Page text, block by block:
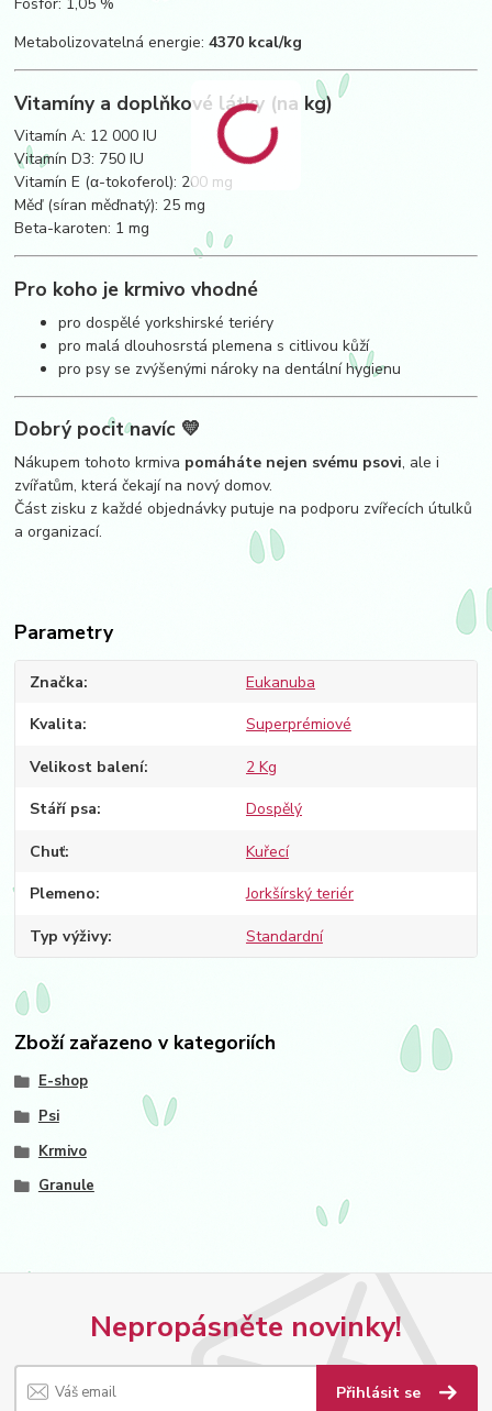
Metabolizovatelná energie:4370 kcal/kg
Vitamíny a doplňkové látky (na kg)
Vitamín A: 12 000 IU
Vitamín D3: 750 IU
Vitamín E (α-tokoferol): 200 mg
Měď (síran měďnatý): 25 mg
Beta-karoten: 1 mg
Pro koho je krmivo vhodné
pro dospělé yorkshirské teriéry
pro malá dlouhosrstá plemena s citlivou kůží
pro psy se zvýšenými nároky na dentální hygienu
Dobrý pocit navíc 💛
Nákupem tohoto krmiva pomáháte nejen svému psovi, ale i
zvířatům, která čekají na nový domov.
Část zisku z každé objednávky putuje na podporu zvířecích útulků
a organizací.
Parametry
Značka Eukanuba
Kvalita Superprémiové
Velikost balení 2 Kg
Stáří psa Dospělý
Chuť Kuřecí
Plemeno Jorkšírský teriér
Typ výživy Standardní
Zboží zařazeno v kategoriích
E-shop
Psi
Krmivo
Granule
Nepropásněte novinky!
Přihlásit se